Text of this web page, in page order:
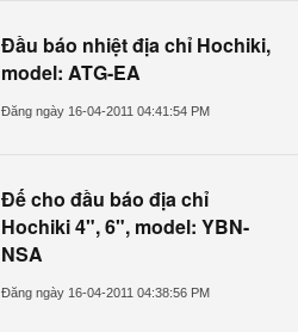
Đầu báo nhiệt địa chỉ Hochiki,
model: ATG-EA
Đăng ngày 16-04-2011 04:41:54 PM
Đế cho đầu báo địa chỉ
Hochiki 4", 6", model: YBN-
NSA
Đăng ngày 16-04-2011 04:38:56 PM